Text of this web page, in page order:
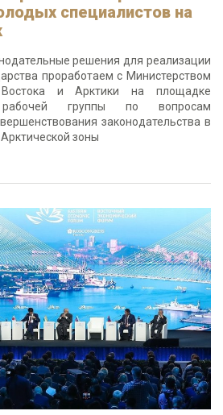
специалистов на
решения для реализации
проработаем с Министерством
и Арктики на площадке
рабочей группы по вопросам
законодательства в
зоны